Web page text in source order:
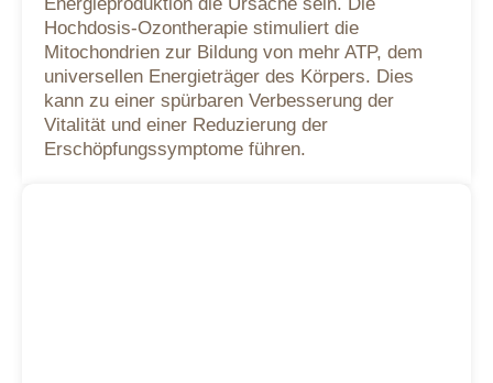
Hochdosis-Ozontherapie stimuliert die
Mitochondrien zur Bildung von mehr ATP, dem
universellen Energieträger des Körpers. Dies
kann zu einer spürbaren Verbesserung der
Vitalität und einer Reduzierung der
Erschöpfungssymptome führen.